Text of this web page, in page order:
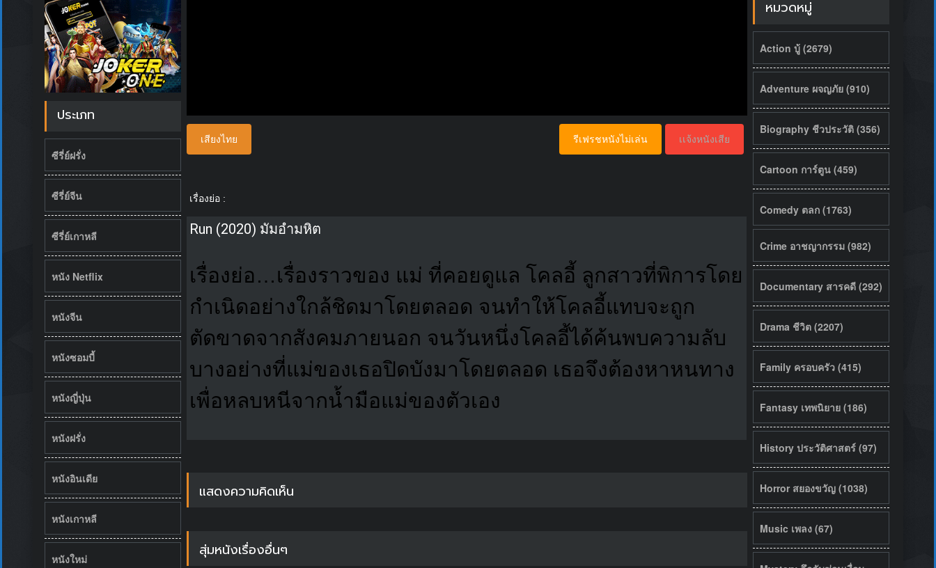
ประเภท
ซีรี่ย์ฝรั่ง
ซีรี่ย์จีน
ซีรี่ย์เกาหลี
หนัง Netflix
หนังจีน
หนังซอมบี้
หนังญี่ปุ่น
หนังฝรั่ง
หนังอินเดีย
หนังเกาหลี
หนังใหม่
เสียงไทย เเจ้งหนังเสีย
รีเฟรชหนังไม่เล่น
เรื่องย่อ :
Run (2020) มัมอำมหิต
เรื่องย่อ…เรื่องราวของ แม่ ที่คอยดูแล โคลอี้ ลูกสาวที่พิการโดย
กำเนิดอย่างใกล้ชิดมาโดยตลอด จนทำให้โคลอี้แทบจะถูก
ตัดขาดจากสังคมภายนอก จนวันหนึ่งโคลอี้ได้ค้นพบความลับ
บางอย่างที่แม่ของเธอปิดบังมาโดยตลอด เธอจึงต้องหาหนทาง
เพื่อหลบหนีจากน้ำมือแม่ของตัวเอง
แสดงความคิดเห็น
สุ่มหนังเรื่องอื่นๆ
หมวดหมู่
Action บู้ (2679)
Adventure ผจญภัย (910)
Biography ชีวประวัติ (356)
Cartoon การ์ตูน (459)
Comedy ตลก (1763)
Crime อาชญากรรม (982)
Documentary สารคดี (292)
Drama ชีวิต (2207)
Family ครอบครัว (415)
Fantasy เทพนิยาย (186)
History ประวัติศาสตร์ (97)
Horror สยองขวัญ (1038)
Music เพลง (67)